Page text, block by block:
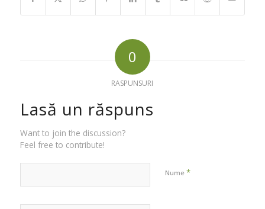
0
RASPUNSURI
Lasă un răspuns
Want to join the discussion?
Feel free to contribute!
Nume *